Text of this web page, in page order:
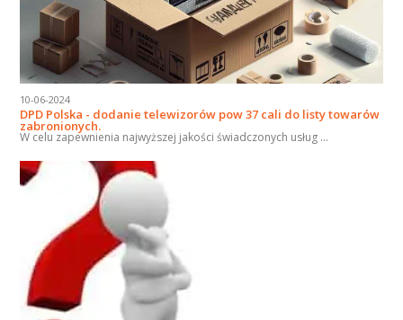
10-06-2024
DPD Polska - dodanie telewizorów pow 37 cali do listy towarów
zabronionych.
W celu zapewnienia najwyższej jakości świadczonych usług ...